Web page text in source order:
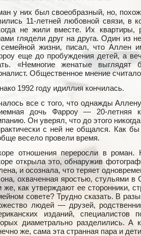
у них был своеобразный, но,
11-летней любовной связи, в
не жили вместе. Их квартиры,
глядели друг на друга. Один из
жизни, писал, что Аллен
еще до пробуждения детей, а
«Немногие женатые выглядят
Общественное мнение
1992 году идиллия кончилась.
все с того, что однажды
дочь Фарроу — 20-летняя
Он уверял, что до этого
с ней не общался. Как
весело провели время.
отношения переросли в
открыла это, обнаружив
и осознала, что теряет
охваченная яростью, стульями
же, как утверждают ее сторонники,
совете? Трудно сказать. В
людей — друзей,
изданий, специалистов
диаметрально разделились.
же, сама эта странная пара и